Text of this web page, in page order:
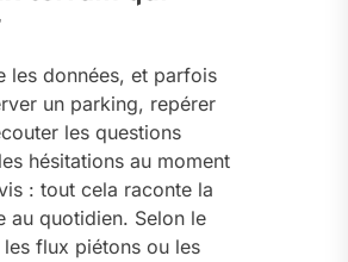
les données, et parfois
un parking, repérer
les questions
hésitations au moment
: tout cela raconte la
au quotidien. Selon le
flux piétons ou les